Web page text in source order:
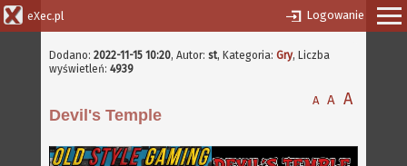
eXec.pl Logowanie
Dodano: 2022-11-15 10:20, Autor: st, Kategoria: Gry, Liczba
wyświetleń: 4939
A A A
Devil's Temple